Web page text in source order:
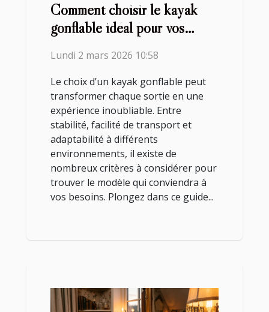
Comment choisir le kayak
gonflable idéal pour vos
Lundi 2 mars 2026 10:58
Le choix d’un kayak gonflable peut
transformer chaque sortie en une
expérience inoubliable. Entre
stabilité, facilité de transport et
adaptabilité à différents
environnements, il existe de
nombreux critères à considérer pour
trouver le modèle qui conviendra à
vos besoins. Plongez dans ce guide...